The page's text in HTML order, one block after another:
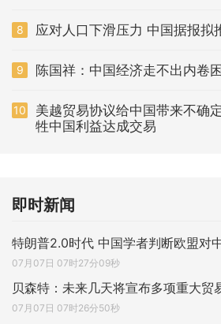
8 应对人口下滑压力 中国据报拟
9 陈国祥：中国经济走不出内卷
10
美越贸易协议给中国带来不确
牲中国利益达成交易
即时新闻
特朗普2.0时代 中国学者判断欧盟对
07月07日 07时27分09秒
贝森特：未来几天将宣布多项重大贸
07月07日 07时26分50秒